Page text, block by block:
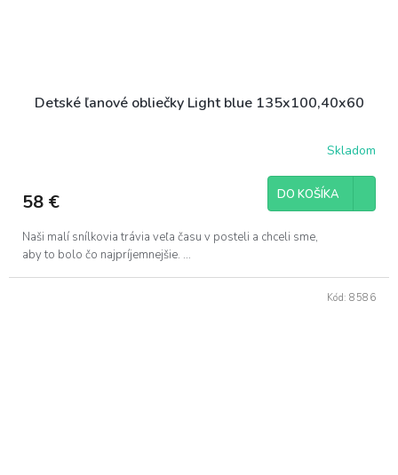
Detské ľanové obliečky Light blue 135x100,40x60
Skladom
58 € DO KOŠÍKA
Naši malí snílkovia trávia veľa času v posteli a chceli sme,
aby to bolo čo najpríjemnejšie. ...
Kód: 8586